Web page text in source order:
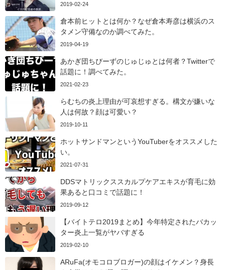
2019-02-24
倉本前ヒットとは何か？なぜ倉本寿彦は横浜のス
タメン守備なのか調べてみた。
2019-04-19
あかぎ団ちびーずのじゅじゅとは何者？Twitterで
話題に！調べてみた。
2021-02-23
らむちの炎上理由が可哀想すぎる。構文が嫌いな
人は何故？顔は可愛い？
2019-10-11
ホットサンドマンというYouTuberをオススメした
い。
2021-07-31
DDSマトリックススカルプケアエキスが育毛に効
果あると口コミで話題に！
2019-09-12
【バイトテロ2019まとめ】今年特定されたバカッ
ター炎上一覧がヤバすぎる
2019-02-10
ARuFa(オモコロブロガー)の顔はイケメン？身長